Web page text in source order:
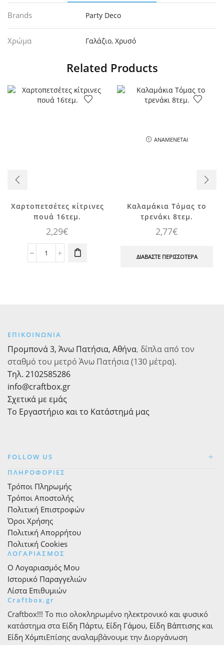
Brands Party Deco
Χρώμα Γαλάζιο, Χρυσό
Related Products
Χαρτοπετσέτες κίτρινες
πουά 16τεμ.
2,29€
Χαρτοπετσέτες
ΑΝΑΜΈΝΕΤΑΙ
Καλαμάκια Τόμας το
τρενάκι 8τεμ.
2,77€
ΔΙΑΒΆΣΤΕ ΠΕΡΙΣΣΌΤΕΡΑ
ΕΠΙΚΟΙΝΩΝΙΑ
Προμπονά 3, Άνω Πατήσια, Αθήνα, δίπλα από τον
σταθμό του μετρό Άνω Πατήσια (130 μέτρα).
Τηλ. 2102585286
info@craftbox.gr
Σχετικά με εμάς
Το Εργαστήριο και το Κατάστημά μας
FOLLOW US
ΠΛΗΡΟΦΟΡΙΕΣ
Τρόποι Πληρωμής
Τρόποι Αποστολής
Πολιτική Επιστροφών
Όροι Χρήσης
Πολιτική Απορρήτου
Πολιτική Cookies
ΛΟΓΑΡΙΑΣΜΟΣ
Ο Λογαριασμός Μου
Ιστορικό Παραγγελιών
Λίστα Επιθυμιών
Craftbox.gr
Craftbox!!! Το πιο ολοκληρωμένο ηλεκτρονικό και φυσικό
κατάστημα στα Είδη Πάρτυ, Είδη Γάμου, Είδη Βάπτισης και
Είδη ΧόμπιΕπίσης αναλαμβάνουμε την Διοργάνωση